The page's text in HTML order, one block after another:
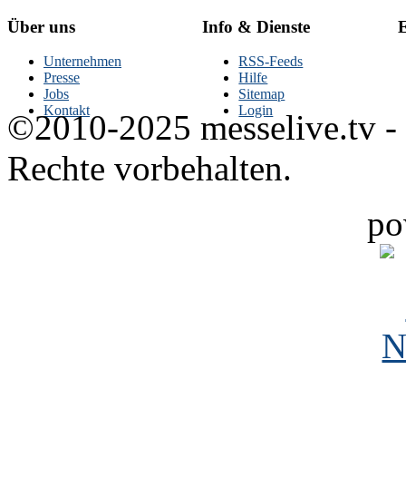
Über uns
Unternehmen
Presse
Jobs
Kontakt
Info & Dienste
RSS-Feeds
Hilfe
Sitemap
Login
©2010-2025 messelive.tv -
Rechte vorbehalten.